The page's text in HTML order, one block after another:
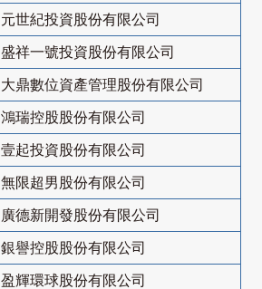
元世紀投資股份有限公司
盛祥一號投資股份有限公司
大鼎數位資產管理股份有限公司
鴻瑞控股股份有限公司
壹起投資股份有限公司
無限超男股份有限公司
廣德新開發股份有限公司
銀譽控股股份有限公司
盈輝環球股份有限公司